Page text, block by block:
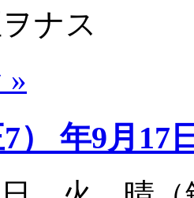
ナス
»
） 年9月17